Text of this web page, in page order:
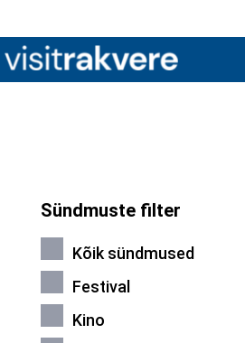
Sündmuste filter
Kõik sündmused
Festival
Kino